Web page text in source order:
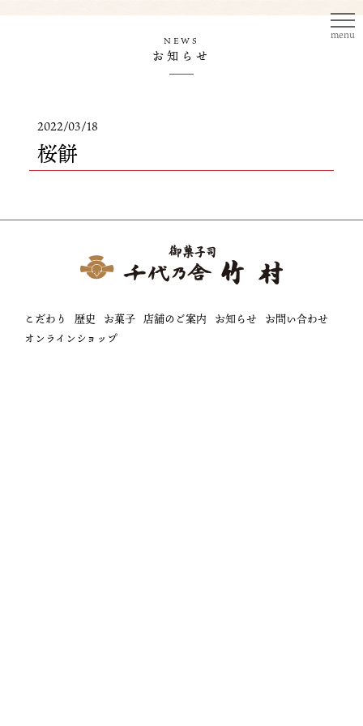
menu
NEWS
お知らせ
2022/03/18
桜餅
こだわり 歴史 お菓子 店舗のご案内 お知らせ お問い合わせ
オンラインショップ